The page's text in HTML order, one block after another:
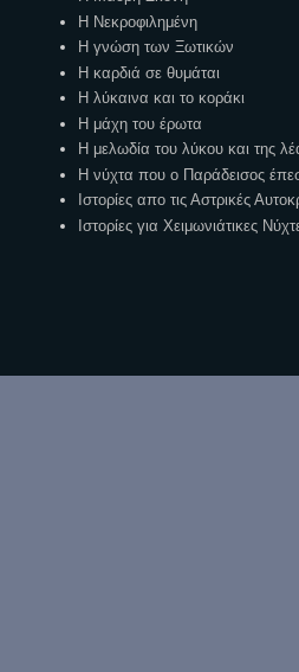
Η Νεκροφιλημένη
Η γνώση των Ξωτικών
Η καρδιά σε θυμάται
Η λύκαινα και το κοράκι
Η μάχη του έρωτα
Η μελωδία του λύκου και της
Η νύχτα που ο Παράδεισος
Ιστορίες απο τις Αστρικές
Ιστορίες για Χειμωνιάτικες